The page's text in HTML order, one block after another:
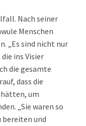
Nach seiner
Menschen
„Es sind nicht nur
ins Visier
die gesamte
dass die
um
„Sie waren so
und